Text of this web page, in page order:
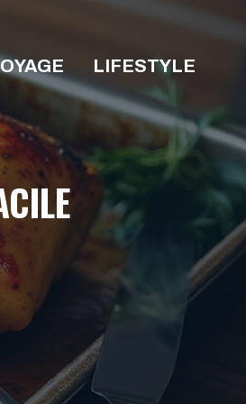
LIFESTYLE